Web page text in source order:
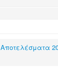
Αποτελέσματα